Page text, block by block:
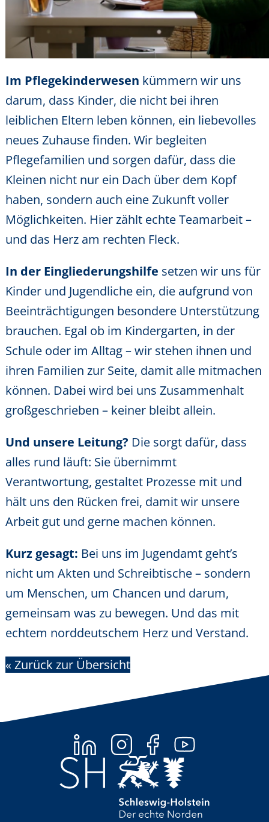
Im Pflegekinderwesen kümmern wir uns
darum, dass Kinder, die nicht bei ihren
leiblichen Eltern leben können, ein liebevolles
neues Zuhause finden. Wir begleiten
Pflegefamilien und sorgen dafür, dass die
Kleinen nicht nur ein Dach über dem Kopf
haben, sondern auch eine Zukunft voller
Möglichkeiten. Hier zählt echte Teamarbeit –
und das Herz am rechten Fleck.
In der Eingliederungshilfe setzen wir uns für
Kinder und Jugendliche ein, die aufgrund von
Beeinträchtigungen besondere Unterstützung
brauchen. Egal ob im Kindergarten, in der
Schule oder im Alltag – wir stehen ihnen und
ihren Familien zur Seite, damit alle mitmachen
können. Dabei wird bei uns Zusammenhalt
großgeschrieben – keiner bleibt allein.
Und unsere Leitung? Die sorgt dafür, dass
alles rund läuft: Sie übernimmt
Verantwortung, gestaltet Prozesse mit und
hält uns den Rücken frei, damit wir unsere
Arbeit gut und gerne machen können.
Kurz gesagt: Bei uns im Jugendamt geht’s
nicht um Akten und Schreibtische – sondern
um Menschen, um Chancen und darum,
gemeinsam was zu bewegen. Und das mit
echtem norddeutschem Herz und Verstand.
« Zurück zur Übersicht